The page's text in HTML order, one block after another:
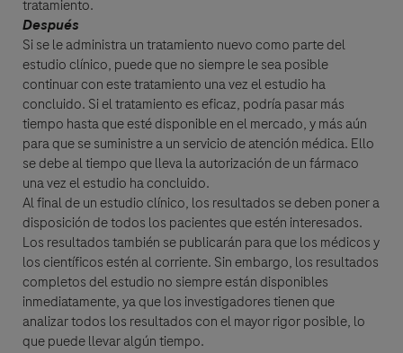
tratamiento.
Después
Si se le administra un tratamiento nuevo como parte del
estudio clínico, puede que no siempre le sea posible
continuar con este tratamiento una vez el estudio ha
concluido. Si el tratamiento es eficaz, podría pasar más
tiempo hasta que esté disponible en el mercado, y más aún
para que se suministre a un servicio de atención médica. Ello
se debe al tiempo que lleva la autorización de un fármaco
una vez el estudio ha concluido.
Al final de un estudio clínico, los resultados se deben poner a
disposición de todos los pacientes que estén interesados.
Los resultados también se publicarán para que los médicos y
los científicos estén al corriente. Sin embargo, los resultados
completos del estudio no siempre están disponibles
inmediatamente, ya que los investigadores tienen que
analizar todos los resultados con el mayor rigor posible, lo
que puede llevar algún tiempo.